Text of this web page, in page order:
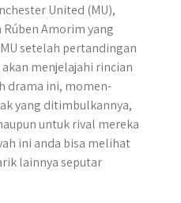
United (MU),
Amorim yang
setelah pertandingan
menjelajahi rincian
drama ini, momen-
yang ditimbulkannya,
untuk rival mereka
ini anda bisa melihat
lainnya seputar